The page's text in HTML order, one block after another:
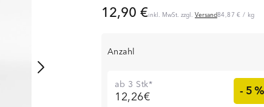
12,90 €inkl. MwSt. zzgl. Versand84,87 € / kg
Anzahl
ab 3 Stk*
12,26€ - 5 %